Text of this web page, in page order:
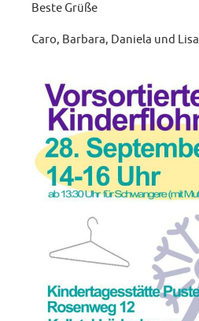
Beste Grüße
Caro, Barbara, Daniela und Lisa